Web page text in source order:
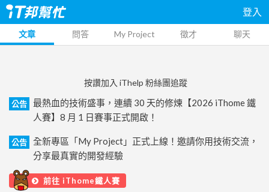
登入
文章 問答 My Project 徵才 聊天
按讚加入 iThelp 粉絲團追蹤
公告
最熱血的技術盛事，連續 30 天的修煉【2026 iThome 鐵
人賽】8 月 1 日賽事正式開啟！
公告
全新專區「My Project」正式上線！邀請你用技術交流，
分享最真實的開發經驗
前往 iThome鐵人賽